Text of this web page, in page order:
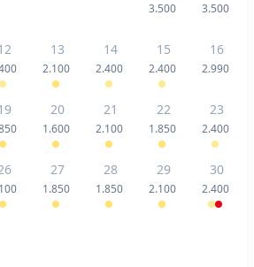
3.500 3.500
13
2.100
14
2.400
15
2.400
16
2.990
20
1.600
21
2.100
22
1.850
23
2.400
27
1.850
28
1.850
29
2.100
30
2.400